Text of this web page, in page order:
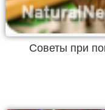
Советы при